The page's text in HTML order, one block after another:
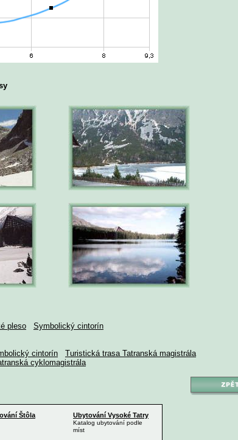
pleso
Symbolický cintorín
cintorín
Turistická trasa Tatranská magistrála
cyklomagistrála
Štôla Ubytování Vysoké Tatry
Katalog ubytování podle
míst